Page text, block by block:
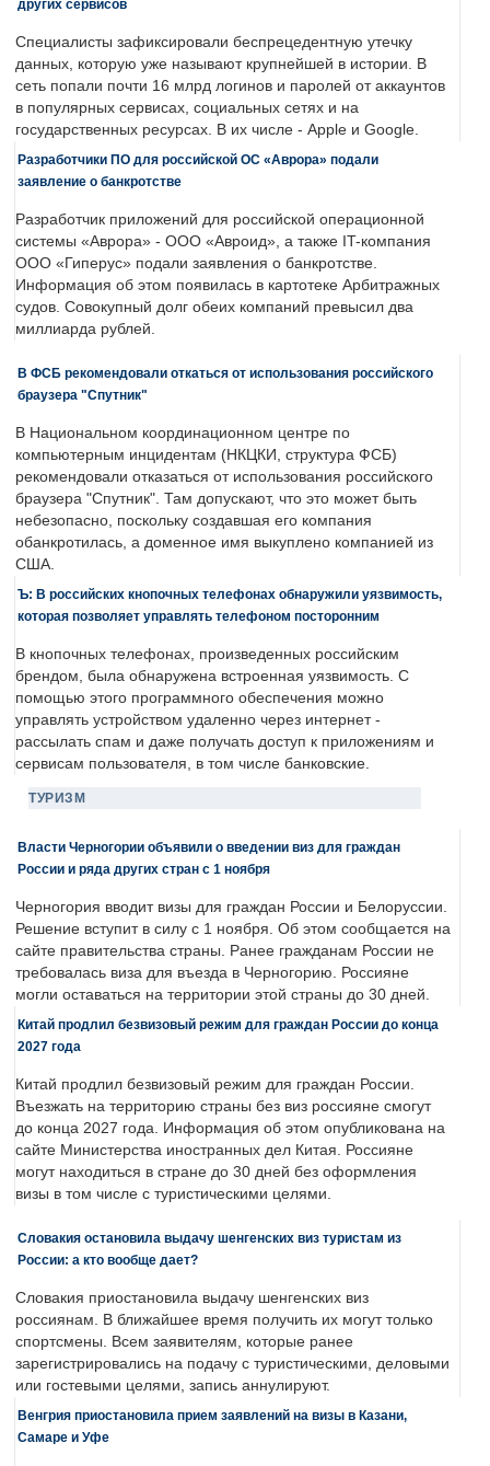
других сервисов
Специалисты зафиксировали беспрецедентную утечку
данных, которую уже называют крупнейшей в истории. В
сеть попали почти 16 млрд логинов и паролей от аккаунтов
в популярных сервисах, социальных сетях и на
государственных ресурсах. В их числе - Apple и Google.
Разработчики ПО для российской ОС «Аврора» подали
заявление о банкротстве
Разработчик приложений для российской операционной
системы «Аврора» - ООО «Авроид», а также IT-компания
ООО «Гиперус» подали заявления о банкротстве.
Информация об этом появилась в картотеке Арбитражных
судов. Совокупный долг обеих компаний превысил два
миллиарда рублей.
В ФСБ рекомендовали откаться от использования российского
браузера "Спутник"
В Национальном координационном центре по
компьютерным инцидентам (НКЦКИ, структура ФСБ)
рекомендовали отказаться от использования российского
браузера "Спутник". Там допускают, что это может быть
небезопасно, поскольку создавшая его компания
обанкротилась, а доменное имя выкуплено компанией из
США.
Ъ: В российских кнопочных телефонах обнаружили уязвимость,
которая позволяет управлять телефоном посторонним
В кнопочных телефонах, произведенных российским
брендом, была обнаружена встроенная уязвимость. С
помощью этого программного обеспечения можно
управлять устройством удаленно через интернет -
рассылать спам и даже получать доступ к приложениям и
сервисам пользователя, в том числе банковские.
ТУРИЗМ
Власти Черногории объявили о введении виз для граждан
России и ряда других стран с 1 ноября
Черногория вводит визы для граждан России и Белоруссии.
Решение вступит в силу с 1 ноября. Об этом сообщается на
сайте правительства страны. Ранее гражданам России не
требовалась виза для въезда в Черногорию. Россияне
могли оставаться на территории этой страны до 30 дней.
Китай продлил безвизовый режим для граждан России до конца
2027 года
Китай продлил безвизовый режим для граждан России.
Въезжать на территорию страны без виз россияне смогут
до конца 2027 года. Информация об этом опубликована на
сайте Министерства иностранных дел Китая. Россияне
могут находиться в стране до 30 дней без оформления
визы в том числе с туристическими целями.
Словакия остановила выдачу шенгенских виз туристам из
России: а кто вообще дает?
Словакия приостановила выдачу шенгенских виз
россиянам. В ближайшее время получить их могут только
спортсмены. Всем заявителям, которые ранее
зарегистрировались на подачу с туристическими, деловыми
или гостевыми целями, запись аннулируют.
Венгрия приостановила прием заявлений на визы в Казани,
Самаре и Уфе